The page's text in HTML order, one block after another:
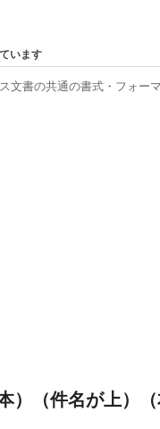
います
文書の共通の書式・フォー
）（件名が上）